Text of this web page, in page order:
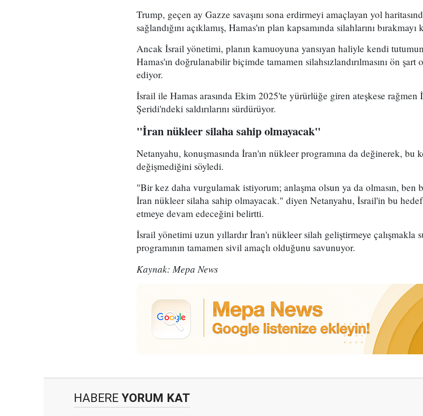
Trump, geçen ay Gazze savaşını sona erdirmeyi amaçlayan yol
sağlandığını açıklamış, Hamas'ın plan kapsamında silahlarını
Ancak İsrail yönetimi, planın kamuoyuna yansıyan haliyle kendi
Hamas'ın doğrulanabilir biçimde tamamen silahsızlandırılmasını ön
ediyor.
İsrail ile Hamas arasında Ekim 2025'te yürürlüğe giren ateşkese rağmen
Şeridi'ndeki saldırılarını sürdürüyor.
"İran nükleer silaha sahip olmayacak"
Netanyahu, konuşmasında İran'ın nükleer programına da değinerek, bu
değişmediğini söyledi.
"Bir kez daha vurgulamak istiyorum; anlaşma olsun ya da olmasın, ben
İran nükleer silaha sahip olmayacak." diyen Netanyahu, İsrail'in bu
etmeye devam edeceğini belirtti.
İsrail yönetimi uzun yıllardır İran'ı nükleer silah geliştirmeye çalışmakla
programının tamamen sivil amaçlı olduğunu savunuyor.
Kaynak: Mepa News
HABERE YORUM KAT